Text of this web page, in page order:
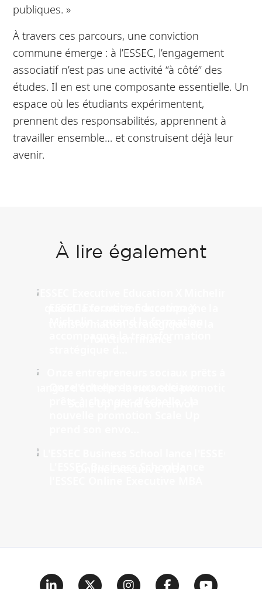
publiques. »
À travers ces parcours, une conviction
commune émerge : à l’ESSEC, l’engagement
associatif n’est pas une activité “à côté” des
études. Il en est une composante essentielle. Un
espace où les étudiants expérimentent,
prennent des responsabilités, apprennent à
travailler ensemble… et construisent déjà leur
avenir.
À lire également